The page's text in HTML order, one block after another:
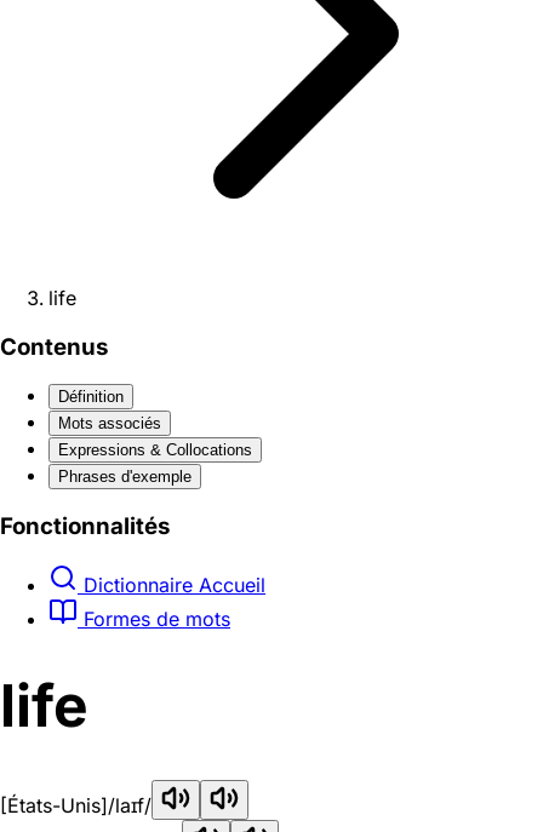
life
Contenus
Définition
Mots associés
Expressions & Collocations
Phrases d'exemple
Fonctionnalités
Dictionnaire Accueil
Formes de mots
life
[États-Unis]/laɪf/